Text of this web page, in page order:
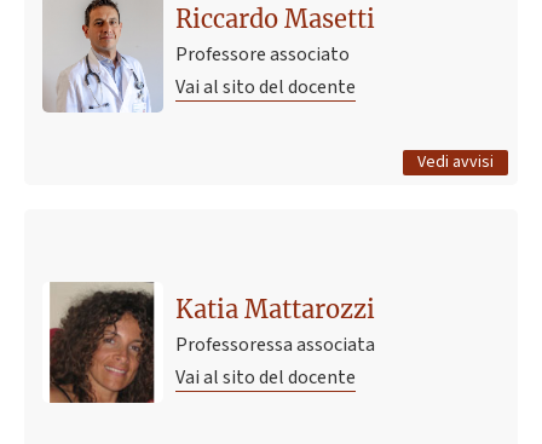
Riccardo Masetti
Professore associato
Vai al sito del docente
Vedi avvisi
transplant-research-team/it
8 settembre 2023 15:35
Tutti gli avvisi
Katia Mattarozzi
Professoressa associata
Vai al sito del docente